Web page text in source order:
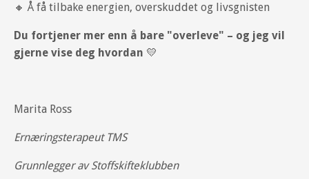
🔸 Å få tilbake energien, overskuddet og livsgnisten
Du fortjener mer enn å bare "overleve" – og jeg vil
gjerne vise deg hvordan 💛
Marita Ross
Ernæringsterapeut TMS
Grunnlegger av Stoffskifteklubben